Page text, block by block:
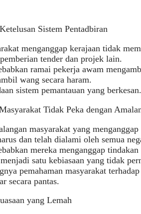
Sistem Pentadbiran
menganggap kerajaan tidak
tender dan projek lain.
ramai pekerja awam
wang secara haram.
sistem pemantauan yang berkesan.
Tidak Peka dengan
masyarakat yang
dan telah dialami oleh semua
mereka menganggap
satu kebiasaan yang tidak
pemahaman masyarakat
secara pantas.
yang Lemah